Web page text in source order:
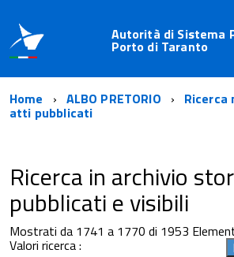
Autorità di Sistema
Porto di Taranto
Home ALBO PRETORIO Ricerca
atti pubblicati
Ricerca in archivio
pubblicati e visibili
Mostrati da 1741 a 1770 di 1953
Valori ricerca :